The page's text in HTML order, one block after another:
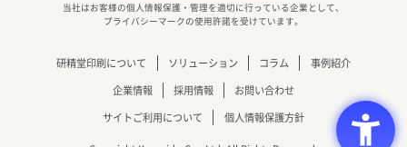
当社はお客様の個人情報保護・管理を適切に行っている企業として、
プライバシーマークの使用許諾を受けています。
研精堂印刷について ソリューション コラム
事例紹介
企業情報
採用情報
お問い合わせ
サイトご利用について
個人情報保護方針